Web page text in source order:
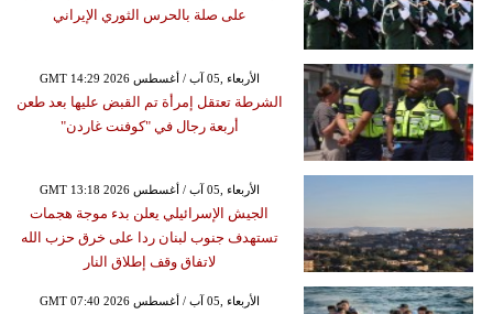
على صلة بالحرس الثوري الإيراني
GMT 14:29 2026 الأربعاء ,05 آب / أغسطس
الشرطة تعتقل إمرأة تم القبض عليها بعد طعن
أربعة رجال في "كوفنت غاردن"
GMT 13:18 2026 الأربعاء ,05 آب / أغسطس
الجيش الإسرائيلي يعلن بدء موجة هجمات
تستهدف جنوب لبنان ردا على خرق حزب الله
لاتفاق وقف إطلاق النار
GMT 07:40 2026 الأربعاء ,05 آب / أغسطس